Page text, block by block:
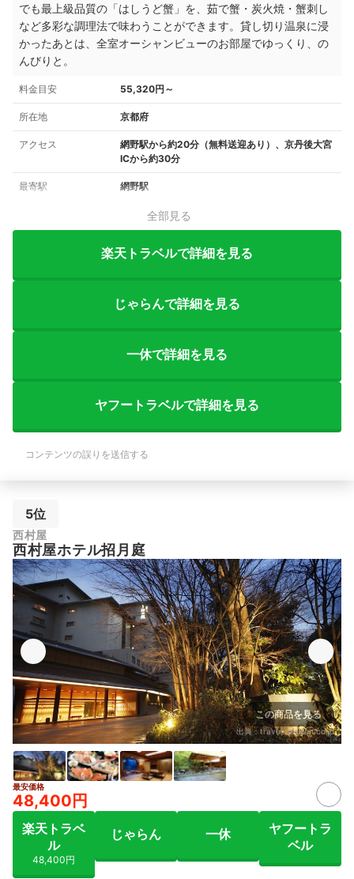
でも最上級品質の「はしうど蟹」を、茹で蟹・炭火焼・蟹刺し
など多彩な調理法で味わうことができます。貸し切り温泉に浸
かったあとは、全室オーシャンビューのお部屋でゆっくり、の
んびりと。
料金目安 55,320円～
所在地 京都府
アクセス
網野駅から約20分（無料送迎あり）、京丹後大宮
ICから約30分
最寄駅 網野駅
全部見る
楽天トラベルで詳細を見る
じゃらんで詳細を見る
一休で詳細を見る
ヤフートラベルで詳細を見る
コンテンツの誤りを送信する
5位
西村屋
西村屋ホテル招月庭
この商品を見る
出典：travel.rakuten.co.jp
最安価格
48,400円
楽天トラベ
ル
48,400円
じゃらん 一休
ヤフートラ
ベル